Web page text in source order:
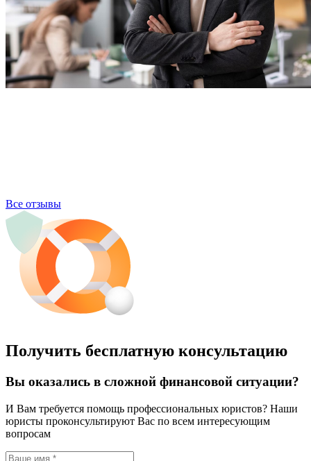
Все отзывы
Получить бесплатную консультацию
Вы оказались в сложной финансовой ситуации?
И Вам требуется помощь профессиональных юристов? Наши
юристы проконсультируют Вас по всем интересующим
вопросам